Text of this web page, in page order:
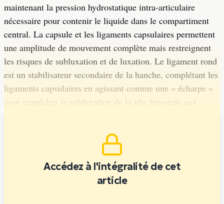
maintenant la pression hydrostatique intra-articulaire
nécessaire pour contenir le liquide dans le compartiment
central. La capsule et les ligaments capsulaires permettent
une amplitude de mouvement complète mais restreignent
les risques de subluxation et de luxation. Le ligament rond
est un stabilisateur secondaire de la hanche, complétant les
ligaments capsulaires en agissant comme une « écharpe »
pour empêcher la subluxation de la tête fémorale aux
Accédez à l'intégralité de cet
article